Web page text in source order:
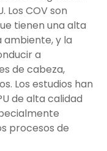
Los COV son
tienen una alta
y la
a
de cabeza,
Los estudios han
de alta calidad
procesos de